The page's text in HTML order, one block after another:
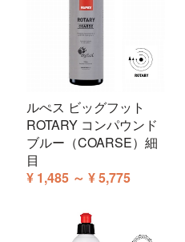
ルぺス ビッグフット
ROTARY コンパウンド
ブルー（COARSE）細
目
¥ 1,485 ～ ¥ 5,775